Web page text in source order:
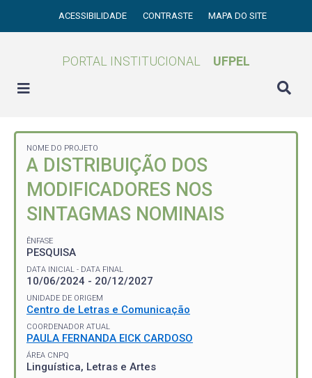
ACESSIBILIDADE CONTRASTE MAPA DO SITE
PORTAL INSTITUCIONAL UFPEL
NOME DO PROJETO
A DISTRIBUIÇÃO DOS
MODIFICADORES NOS
SINTAGMAS NOMINAIS
ÊNFASE
PESQUISA
DATA INICIAL - DATA FINAL
10/06/2024 - 20/12/2027
UNIDADE DE ORIGEM
Centro de Letras e Comunicação
COORDENADOR ATUAL
PAULA FERNANDA EICK CARDOSO
ÁREA CNPQ
Linguística, Letras e Artes